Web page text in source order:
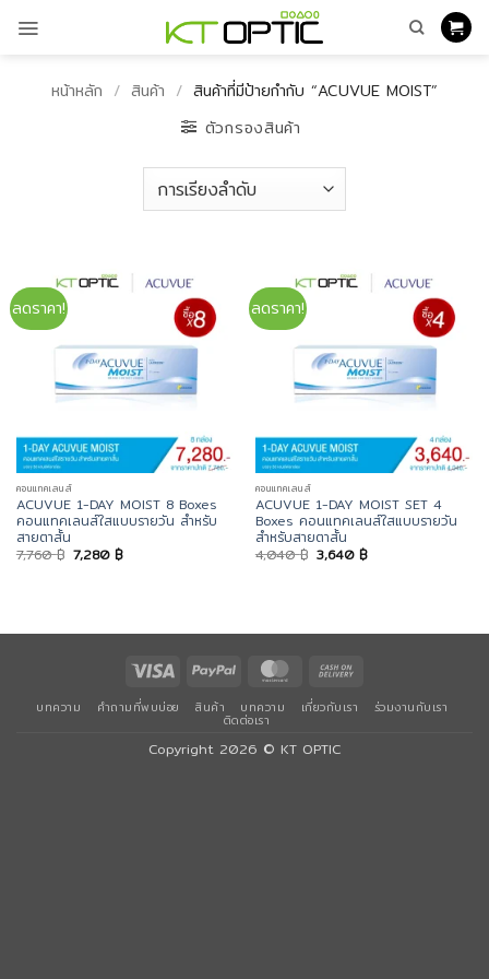
หน้าหลัก / สินค้า / สินค้าที่มีป้ายกำกับ “ACUVUE MOIST”
ตัวกรองสินค้า
ลดราคา!
คอนแทคเลนส์
ACUVUE 1-DAY MOIST 8 Boxes
คอนแทคเลนส์ใสแบบรายวัน สำหรับ
สายตาสั้น
7,760฿ Original
price
7,280฿Current
price
ลดราคา!
คอนแทคเลนส์
ACUVUE 1-DAY MOIST SET 4
Boxes คอนแทคเลนส์ใสแบบรายวัน
สำหรับสายตาสั้น
4,040฿ Original
price
3,640฿Current
price
Visa PayPal MasterCard
Delivery
บทความ คำถามที่พบบ่อย สินค้า บทความ เกี่ยวกับเรา ร่วมงานกับเรา
ติดต่อเรา
Copyright 2026 © KT OPTIC